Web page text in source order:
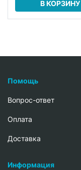
В КОРЗИНУ
Помощь
Вопрос-ответ
Oплата
Доставка
Информация